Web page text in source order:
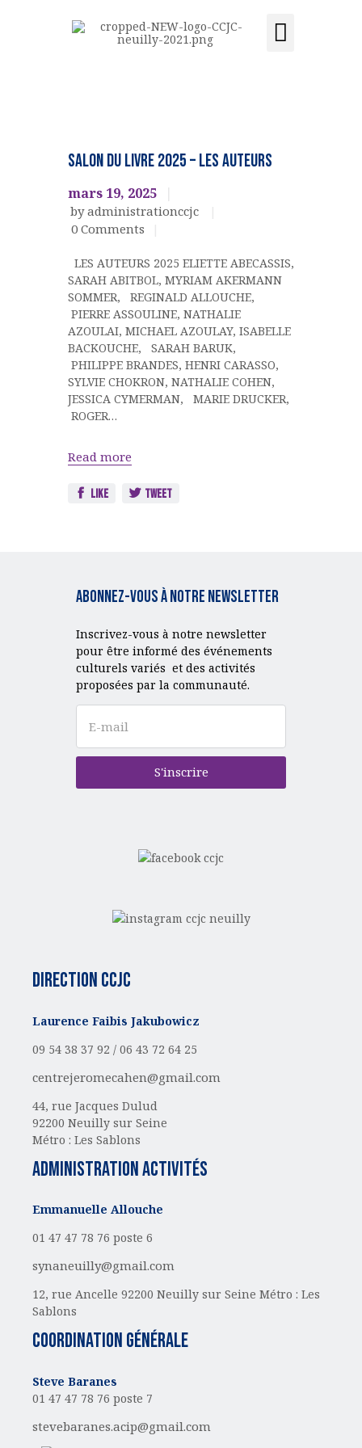
LE CENTRE
ACTIVITÉS ET COURS
LOCATION DE SALLE
ADHÉSION
ACQUISITION DU
CENTRE
DONS
SALON DU LIVRE 2025 – LES AUTEURS
mars 19, 2025
by administrationccjc
0 Comments
LES AUTEURS 2025 ELIETTE ABECASSIS,
SARAH ABITBOL, MYRIAM AKERMANN
SOMMER, REGINALD ALLOUCHE,
PIERRE ASSOULINE, NATHALIE
AZOULAI, MICHAEL AZOULAY, ISABELLE
BACKOUCHE, SARAH BARUK,
PHILIPPE BRANDES, HENRI CARASSO,
SYLVIE CHOKRON, NATHALIE COHEN,
JESSICA CYMERMAN, MARIE DRUCKER,
ROGER…
Read more
Like Tweet
Abonnez-vous à notre Newsletter
Inscrivez-vous à notre newsletter
pour être informé des événements
culturels variés et des activités
proposées par la communauté.
S'inscrire
Direction CCJC
Laurence Faibis Jakubowicz
09 54 38 37 92 / 06 43 72 64 25
centrejeromecahen@gmail.com
44, rue Jacques Dulud
92200 Neuilly sur Seine
Métro : Les Sablons
administration activités
Emmanuelle Allouche
01 47 47 78 76 poste 6
synaneuilly@gmail.com
12, rue Ancelle 92200 Neuilly sur Seine Métro : Les
Sablons
Coordination générale
Steve Baranes
01 47 47 78 76 poste 7
stevebaranes.acip@gmail.com